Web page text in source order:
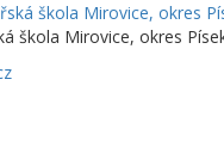
škola Mirovice, okres